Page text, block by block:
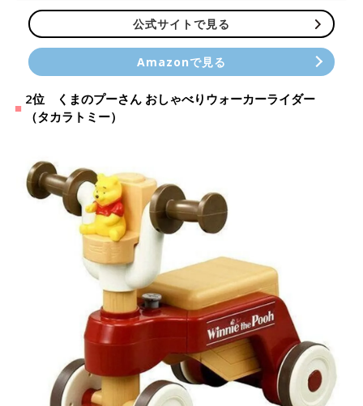
公式サイトで見る
Amazonで見る
2位 くまのプーさん おしゃべりウォーカーライダー
（タカラトミー）